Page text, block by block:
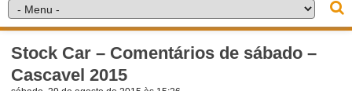
Stock Car – Comentários de sábado –
Cascavel 2015